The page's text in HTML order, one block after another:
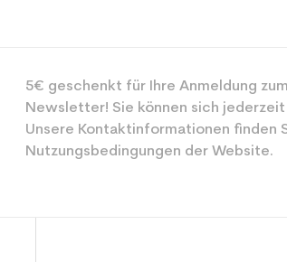
5€ geschenkt für Ihre Anmeldung
Newsletter! Sie können sich jederzeit
Unsere Kontaktinformationen finden
Nutzungsbedingungen der Website.